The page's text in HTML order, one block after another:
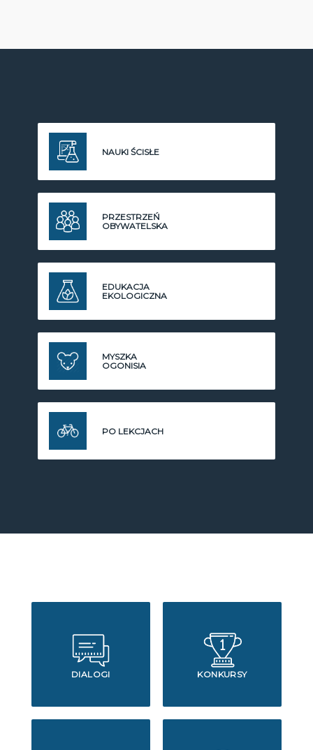
NAUKI ŚCISŁE
PRZESTRZEŃ
OBYWATELSKA
EDUKACJA
EKOLOGICZNA
MYSZKA
OGONISIA
PO LEKCJACH
DIALOGI KONKURSY